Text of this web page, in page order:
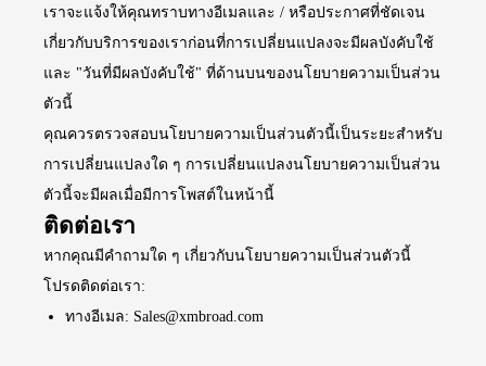
เราจะแจ้งให้คุณทราบทางอีเมลและ / หรือประกาศที่ชัดเจน
เกี่ยวกับบริการของเราก่อนที่การเปลี่ยนแปลงจะมีผลบังคับใช้
และ "วันที่มีผลบังคับใช้" ที่ด้านบนของนโยบายความเป็นส่วน
ตัวนี้
คุณควรตรวจสอบนโยบายความเป็นส่วนตัวนี้เป็นระยะสำหรับ
การเปลี่ยนแปลงใด ๆ การเปลี่ยนแปลงนโยบายความเป็นส่วน
ตัวนี้จะมีผลเมื่อมีการโพสต์ในหน้านี้
ติดต่อเรา
หากคุณมีคำถามใด ๆ เกี่ยวกับนโยบายความเป็นส่วนตัวนี้
โปรดติดต่อเรา:
ทางอีเมล: Sales@xmbroad.com